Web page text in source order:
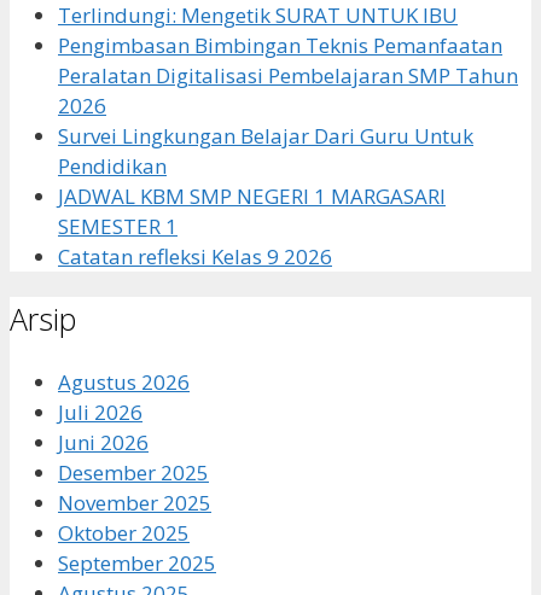
Terlindungi: Mengetik SURAT UNTUK IBU
Pengimbasan Bimbingan Teknis Pemanfaatan
Peralatan Digitalisasi Pembelajaran SMP Tahun
2026
Survei Lingkungan Belajar Dari Guru Untuk
Pendidikan
JADWAL KBM SMP NEGERI 1 MARGASARI
SEMESTER 1
Catatan refleksi Kelas 9 2026
Arsip
Agustus 2026
Juli 2026
Juni 2026
Desember 2025
November 2025
Oktober 2025
September 2025